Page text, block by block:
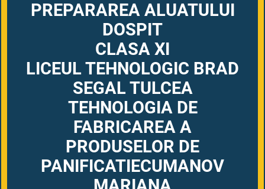
PREPARAREA ALUATULUI
DOSPIT
CLASA XI
LICEUL TEHNOLOGIC BRAD
SEGAL TULCEA
TEHNOLOGIA DE
FABRICAREA A
PRODUSELOR DE
PANIFICATIECUMANOV